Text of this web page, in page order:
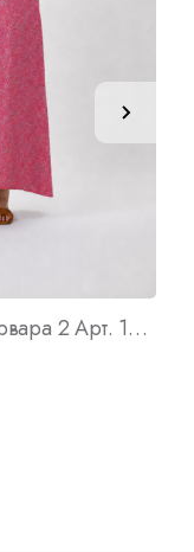
Сарафан женский Варвара 2 Арт. 10792